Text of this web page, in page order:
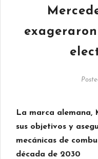
La marca alemana,
sus objetivos y
mecánicas de
década de 2030